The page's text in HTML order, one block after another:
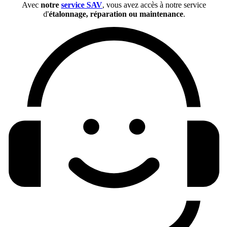
Avec notre service SAV, vous avez accès à notre service
d'étalonnage, réparation ou maintenance.